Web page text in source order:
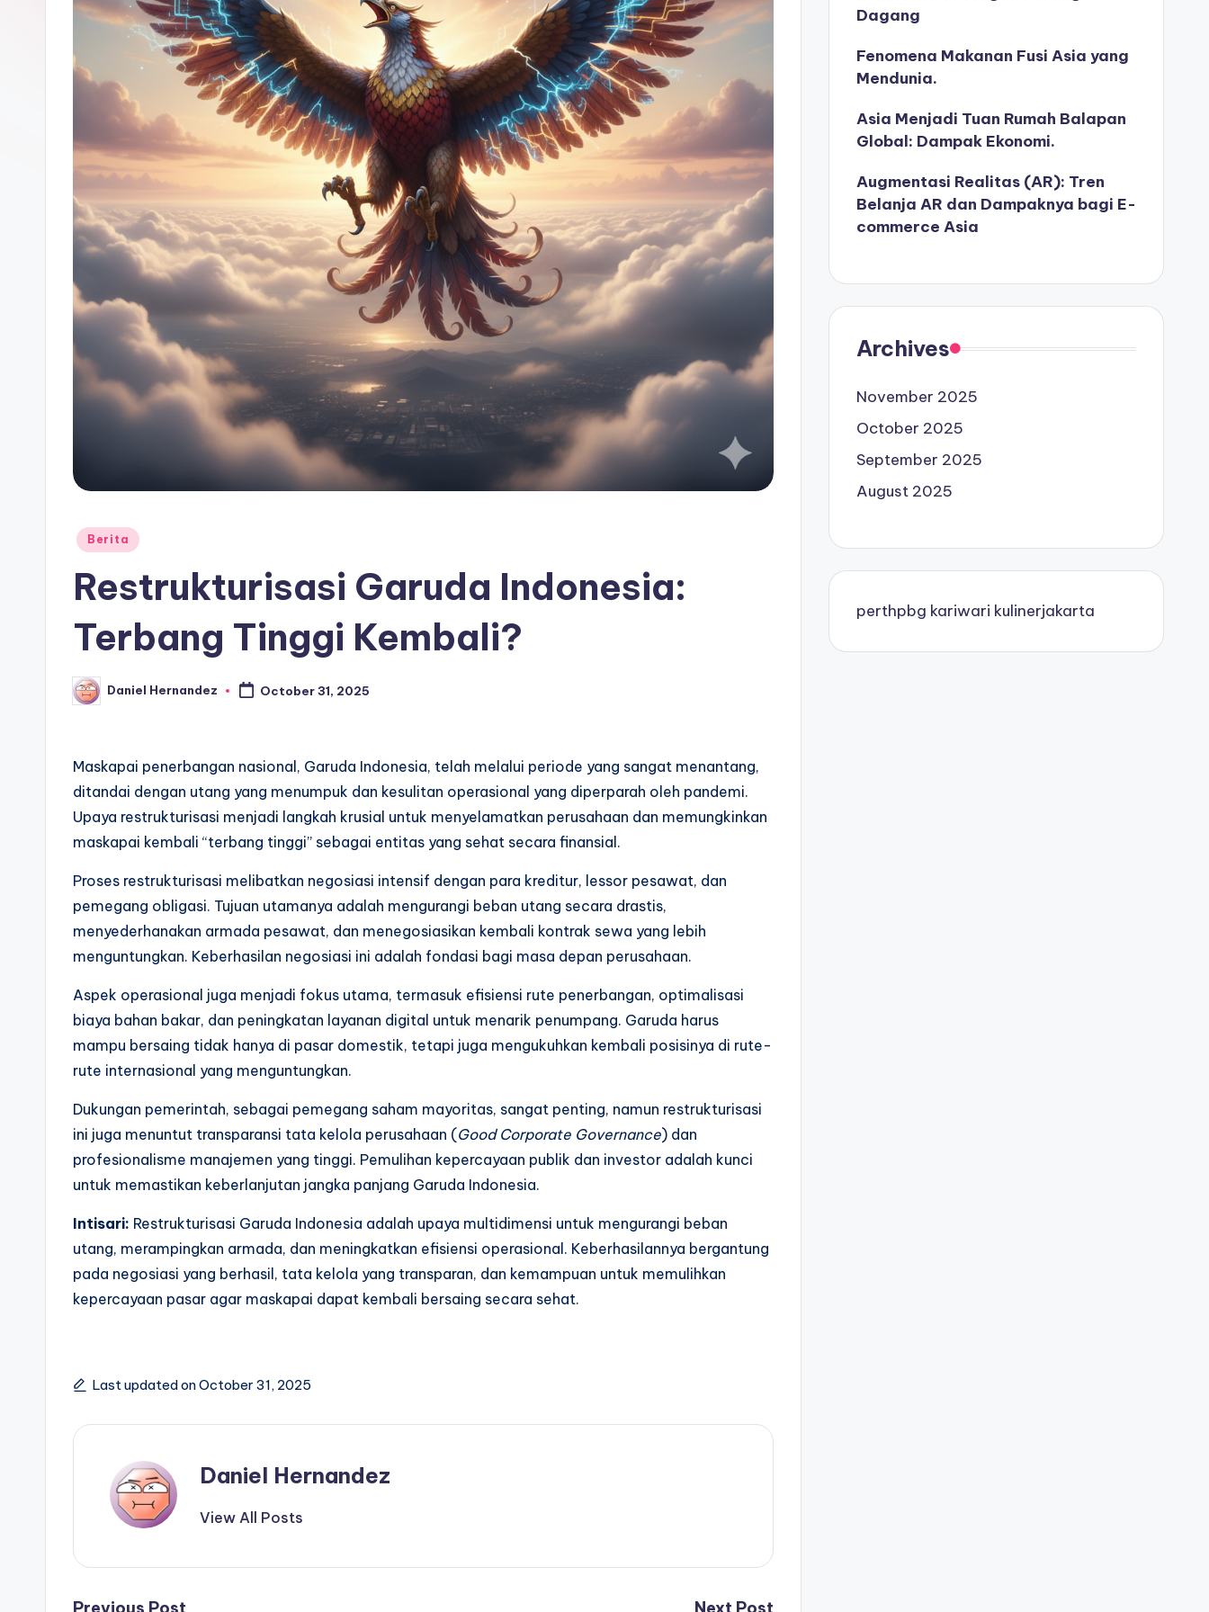
Posted
Berita
Restrukturisasi Garuda Indonesia:
Terbang Tinggi Kembali?
Posted
by
Daniel Hernandez October 31, 2025
Maskapai penerbangan nasional, Garuda Indonesia, telah melalui periode yang sangat menantang,
ditandai dengan utang yang menumpuk dan kesulitan operasional yang diperparah oleh pandemi.
Upaya restrukturisasi menjadi langkah krusial untuk menyelamatkan perusahaan dan memungkinkan
maskapai kembali “terbang tinggi” sebagai entitas yang sehat secara finansial.
Proses restrukturisasi melibatkan negosiasi intensif dengan para kreditur, lessor pesawat, dan
pemegang obligasi. Tujuan utamanya adalah mengurangi beban utang secara drastis,
menyederhanakan armada pesawat, dan menegosiasikan kembali kontrak sewa yang lebih
menguntungkan. Keberhasilan negosiasi ini adalah fondasi bagi masa depan perusahaan.
Aspek operasional juga menjadi fokus utama, termasuk efisiensi rute penerbangan, optimalisasi
biaya bahan bakar, dan peningkatan layanan digital untuk menarik penumpang. Garuda harus
mampu bersaing tidak hanya di pasar domestik, tetapi juga mengukuhkan kembali posisinya di rute-
rute internasional yang menguntungkan.
Dukungan pemerintah, sebagai pemegang saham mayoritas, sangat penting, namun restrukturisasi
ini juga menuntut transparansi tata kelola perusahaan (Good Corporate Governance) dan
profesionalisme manajemen yang tinggi. Pemulihan kepercayaan publik dan investor adalah kunci
untuk memastikan keberlanjutan jangka panjang Garuda Indonesia.
Intisari: Restrukturisasi Garuda Indonesia adalah upaya multidimensi untuk mengurangi beban
utang, merampingkan armada, dan meningkatkan efisiensi operasional. Keberhasilannya bergantung
pada negosiasi yang berhasil, tata kelola yang transparan, dan kemampuan untuk memulihkan
kepercayaan pasar agar maskapai dapat kembali bersaing secara sehat.
Last updated on October 31, 2025
Daniel Hernandez
View All Posts
Previous Post Next Post
Dagang
Fenomena Makanan Fusi Asia yang
Mendunia.
Asia Menjadi Tuan Rumah Balapan
Global: Dampak Ekonomi.
Augmentasi Realitas (AR): Tren
Belanja AR dan Dampaknya bagi E-
commerce Asia
Archives
November 2025
October 2025
September 2025
August 2025
perthpbg kariwari kulinerjakarta